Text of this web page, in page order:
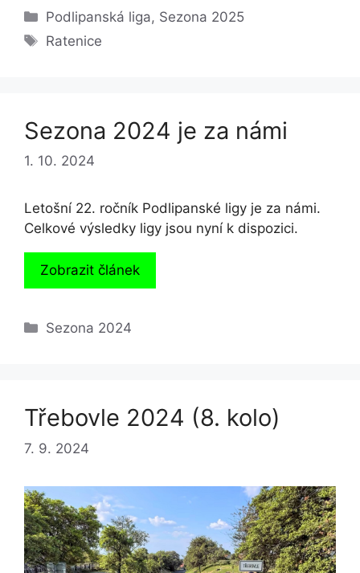
Rubriky
Podlipanská liga, Sezona 2025
Štítky
Ratenice
Sezona 2024 je za námi
1. 10. 2024
Letošní 22. ročník Podlipanské ligy je za námi.
Celkové výsledky ligy jsou nyní k dispozici.
Zobrazit článek
Rubriky
Sezona 2024
Třebovle 2024 (8. kolo)
7. 9. 2024